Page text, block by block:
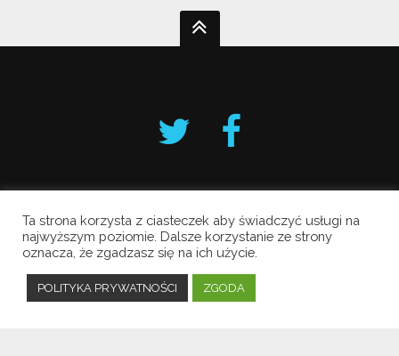
Krakowski Alarm Smogowy
Copyright © 2019 All Rights Reserved.
Polityka prywatności
Ta strona korzysta z ciasteczek aby świadczyć usługi na
najwyższym poziomie. Dalsze korzystanie ze strony
oznacza, że zgadzasz się na ich użycie.
POLITYKA PRYWATNOŚCI ZGODA